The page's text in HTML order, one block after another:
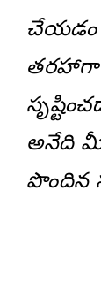
చేయడం
తరహాగా
అనేది
పొందిన